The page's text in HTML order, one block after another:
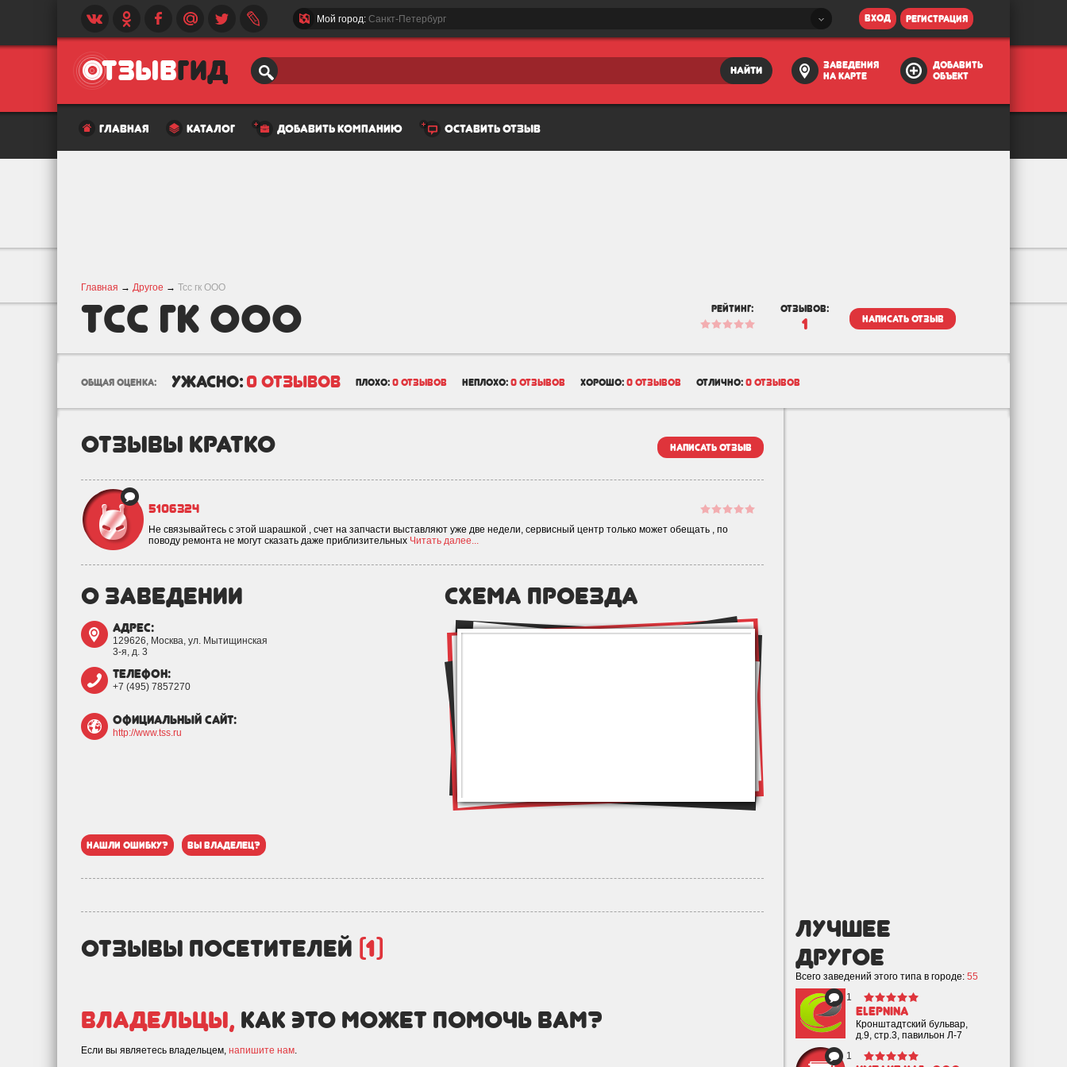
Мой город: Санкт-Петербург вход регистрация
найти
заведения
на карте
добавить
объект
главная каталог добавить компанию оставить отзыв
Главная → Другое → Тсс гк ООО
Тсс гк ООО рейтинг: отзывов:
1 написать отзыв
общая оценка: ужасно: 0 отзывов плохо: 0 отзывов неплохо: 0 отзывов хорошо: 0 отзывов отлично: 0 отзывов
лучшее
Другое
Всего заведений этого типа в городе: 55
1
eLepnina
Кронштадтский бульвар,
д.9, стр.3, павильон Л-7
1
отзывы кратко написать отзыв
5106324
Не связывайтесь с этой шарашкой , счет на запчасти выставляют уже две недели, сервисный центр только может обещать , по
поводу ремонта не могут сказать даже приблизительных Читать далее...
о заведении
адрес:
129626, Москва, ул. Мытищинская
3-я, д. 3
телефон:
+7 (495) 7857270
официальный сайт:
http://www.tss.ru
схема проезда
нашли ошибку? вы владелец?
отзывы посетителей (1)
Владельцы, как это может помочь вам?
Если вы являетесь владельцем, напишите нам.